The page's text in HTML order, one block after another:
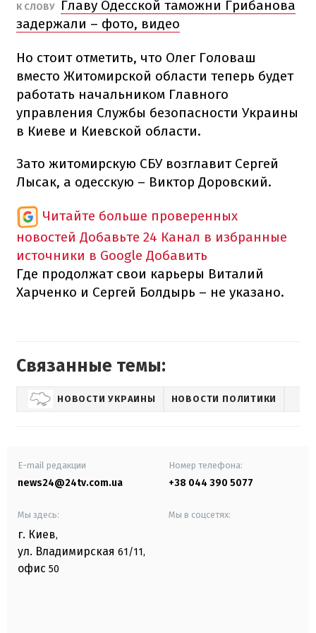
К СЛОВУ
Главу Одесской таможни Грибанова
задержали – фото, видео
Но стоит отметить, что Олег Головаш
вместо Житомирской области теперь будет
работать начальником Главного
управления Службы безопасности Украины
в Киеве и Киевской области.
Зато житомирскую СБУ возглавит Сергей
Лысак, а одесскую – Виктор Доровский.
Читайте больше проверенных
новостей Добавьте 24 Канал в избранные
источники в Google Добавить
Где продолжат свои карьеры Виталий
Харченко и Сергей Болдырь – не указано.
Связанные темы:
НОВОСТИ УКРАИНЫ НОВОСТИ ПОЛИТИКИ
E-mail редакции
news24@24tv.com.ua
Номер телефона:
+38 044 390 5077
Мы здесь:
г. Киев,
ул. Владимирская 61/11,
офис 50
Мы в соцсетях: